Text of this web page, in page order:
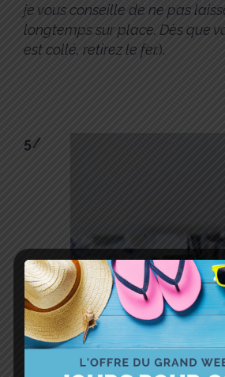
je vous conseille de ne pas
longtemps sur place. Dès que
est collé, retirez le fer.).
5/